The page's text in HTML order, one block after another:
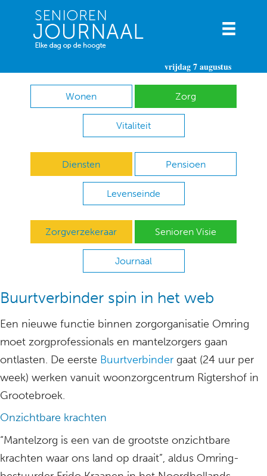
vrijdag 7 augustus
Wonen Zorg
Vitaliteit
Diensten Pensioen
Levenseinde
Zorgverzekeraar Senioren Visie
Journaal
Buurtverbinder spin in het web
Een nieuwe functie binnen zorgorganisatie Omring
moet zorgprofessionals en mantelzorgers gaan
ontlasten. De eerste Buurtverbinder gaat (24 uur per
week) werken vanuit woonzorgcentrum Rigtershof in
Grootebroek.
Onzichtbare krachten
“Mantelzorg is een van de grootste onzichtbare
krachten waar ons land op draait”, aldus Omring-